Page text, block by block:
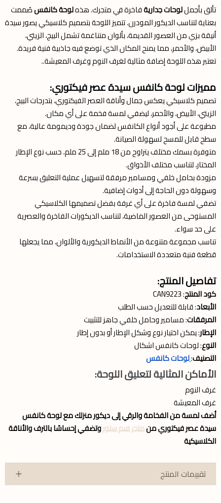
تألق بأجمللوحات جداريةفاخرة في متجرك. هذهلوحة كانفسصُممت
بعناية لتناسب الديكور المودرن. تتميز اللوحة بتصميم كلاسيكي يصور سيدة
أنيقة بزي من العصور القديمة، بألوان متناغمة تشمل البيج، الزيتي،
الأبيض، والأحمر، مما يمنح المكان الذي توضع فيه جاذبية فنية فريدة.
تعتبر هذه اللوحة إضافة مثالية لغرف النوم وغرف المعيشة..
مميزات لوحة كانفس سيدة عصر فيكتوري:
تصميم كلاسيكي يعكس جمال وأناقة العصر الفيكتوري، بتدرجات البيج،
الزيتي، الأبيض، والأحمر، ليضفي لمسة فخمة على أي مكان.
مطبوعة على أجود أنواع الكانفس لضمان جودة وديمومة عالية، مع
سطح قابل للمسح لسهولة الصيانة.
متوفرة بسمك مختلف يتراوح من 18 ملم إلى 25 ملم، حسب نوع الإطار
المختار، لتناسب مختلف الأذواق.
مزودة بحامل خلفي ومسامير مرفقة لتسهيل عملية التعليق بسرعة
وسهولة دون الحاجة إلى أدوات إضافية.
تضفي لمسة فاخرة على أي غرفة بفضل تصميمها الكلاسيكي
المستوحى من العصور الماضية، لتناسب الديكورات الفاخرة والعصرية
على حد سواء.
تناسب مجموعة متنوعة من الأنماط الديكورية والألوان، مما يجعلها
قطعة فنية متعددة الاستخدامات.
تفاصيل المنتج:
كود المنتج: CAN9223
الأبعاد: قابلة للتعديل حسب الطلب
المرفقات: مسامير وحامل خلفي جاهز للتثبيت
الإطار: يمكن اختيار نوع وشكل الإطار أو بدون إطار
النوع: لوحات كانفس اشكال
التصنيف:لوحات كانفس
الأماكن المثالية لتعليق اللوحة:
غرف النوم
غرف المعيشة
أضف لمسة من الفخامة والرقي إلى ديكور منزلك مع لوحة كانفس
سيدة عصر فيكتوري منمتجر فيم ستوروتضفي إحساسًا بالترف والأناقة
الكلاسيكية
تقييمات المنتج